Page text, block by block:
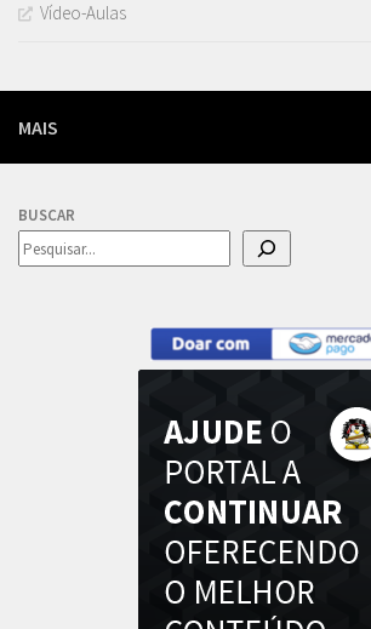
Vídeo-Aulas
MAIS
BUSCAR